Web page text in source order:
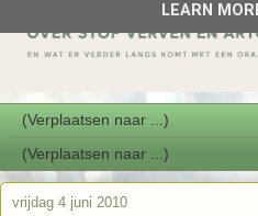
vrijdag 4 juni 2010
LEARN